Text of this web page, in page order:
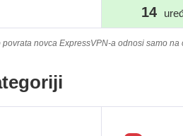
14
novca ExpressVPN-a odnosi samo na